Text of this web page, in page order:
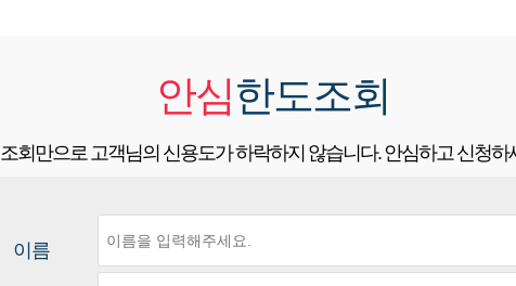
안심한도조회
조회만으로 고객님의 신용도가 하락하지 않습니다. 안심하고 신청하
이름